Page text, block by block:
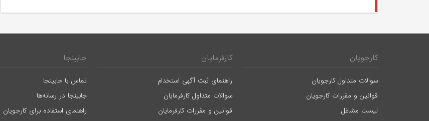
کارجویان
سوالات متداول کارجویان
قوانین و مقررات کارجویان
لیست مشاغل
کارفرمایان
راهنمای ثبت آگهی استخدام
سوالات متداول کارفرمایان
قوانین و مقررات کارفرمایان
جابینجا
تماس با جابینجا
جابینجا در رسانه‌ها
راهنمای استفاده برای کارجویان